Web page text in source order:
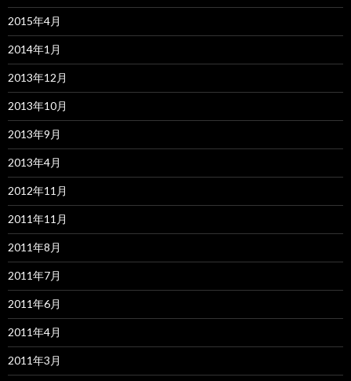
2015年4月
2014年1月
2013年12月
2013年10月
2013年9月
2013年4月
2012年11月
2011年11月
2011年8月
2011年7月
2011年6月
2011年4月
2011年3月